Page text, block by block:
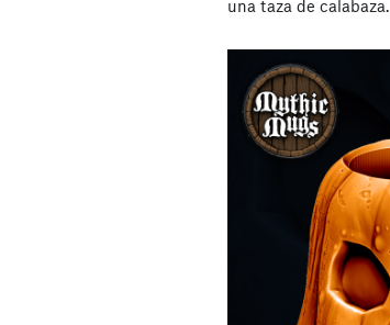
una taza de calabaza.